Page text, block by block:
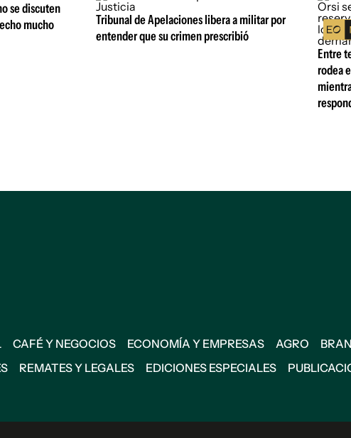
se discuten
mucho
Tribunal de Apelaciones libera a militar por
entender que su crimen prescribió
Entre
rodea
CAFÉ Y NEGOCIOS ECONOMÍA Y EMPRESAS AGRO
REMATES Y LEGALES EDICIONES ESPECIALES